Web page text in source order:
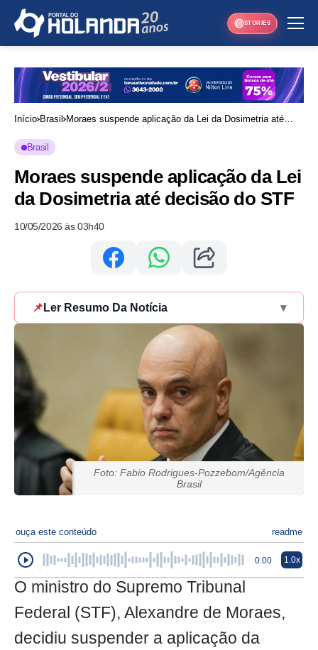
STORIES
Início Brasil
Moraes suspende aplicação da Lei da Dosimetria até
Brasil
Moraes suspende aplicação da Lei
da Dosimetria até decisão do STF
10/05/2026 às 03h40
📌 Ler Resumo Da Notícia ▾
Foto: Fabio Rodrigues-Pozzebom/Agência
Brasil
ouça este conteúdo readme
0:00 1.0x
O ministro do Supremo Tribunal
Federal (STF), Alexandre de Moraes,
decidiu suspender a aplicação da